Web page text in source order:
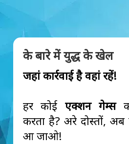
के बारे में युद्ध के खेल
जहां कार्रवाई है वहां रहें!
हर कोई एक्शन गेम्स
करता है? अरे दोस्तों,
आ जाओ!